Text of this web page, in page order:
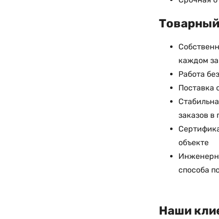
Товарный
каждом
Работа
Поставка
заказов в
объекте
способа
Наши